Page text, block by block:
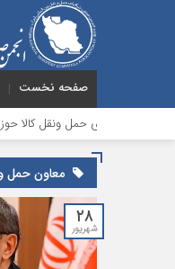
صفحه نخست
حمل ونقل کالا حوزه‌های
معاون حمل
۲۸
شهریور